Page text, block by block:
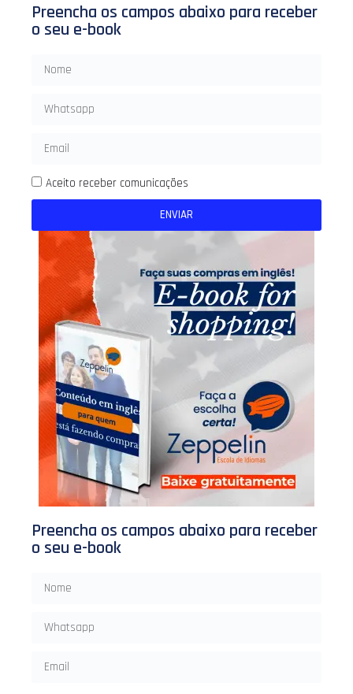
Preencha os campos abaixo para receber
o seu e-book
Preencha os campos abaixo para receber
o seu e-book
Aceito receber comunicações
ENVIAR